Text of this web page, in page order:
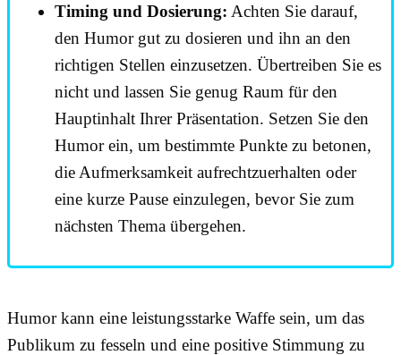
Timing und Dosierung: Achten Sie darauf,
den Humor gut zu dosieren und ihn an den
richtigen Stellen einzusetzen. Übertreiben Sie es
nicht und lassen Sie genug Raum für den
Hauptinhalt Ihrer Präsentation. Setzen Sie den
Humor ein, um bestimmte Punkte zu betonen,
die Aufmerksamkeit aufrechtzuerhalten oder
eine kurze Pause einzulegen, bevor Sie zum
nächsten Thema übergehen.
Humor kann eine leistungsstarke Waffe sein, um das
Publikum zu fesseln und eine positive Stimmung zu